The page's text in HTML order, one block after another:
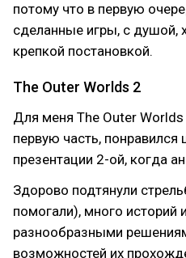
потому что в первую
сделанные игры, с душой,
крепкой постановкой.
The Outer Worlds 2
Для меня The Outer
первую часть,
презентации 2-ой, когда
Здорово подтянули
помогали), много историй
разнообразными
возможностей их